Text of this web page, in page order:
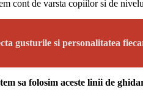
cont de varsta copiilor si de
gusturile si personalitatea
sa folosim aceste linii de